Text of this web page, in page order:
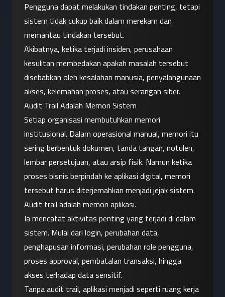
Pengguna dapat melakukan tindakan penting, tetapi
sistem tidak cukup baik dalam merekam dan
memantau tindakan tersebut.
Akibatnya, ketika terjadi insiden, perusahaan
kesulitan membedakan apakah masalah tersebut
disebabkan oleh kesalahan manusia, penyalahgunaan
akses, kelemahan proses, atau serangan siber.
Audit Trail Adalah Memori Sistem
Setiap organisasi membutuhkan memori
institusional. Dalam operasional manual, memori itu
sering berbentuk dokumen, tanda tangan, notulen,
lembar persetujuan, atau arsip fisik. Namun ketika
proses bisnis berpindah ke aplikasi digital, memori
tersebut harus diterjemahkan menjadi jejak sistem.
Audit trail adalah memori aplikasi.
Ia mencatat aktivitas penting yang terjadi di dalam
sistem. Mulai dari login, perubahan data,
penghapusan informasi, perubahan role pengguna,
proses approval, pembatalan transaksi, hingga
akses terhadap data sensitif.
Tanpa audit trail, aplikasi menjadi seperti ruang kerja